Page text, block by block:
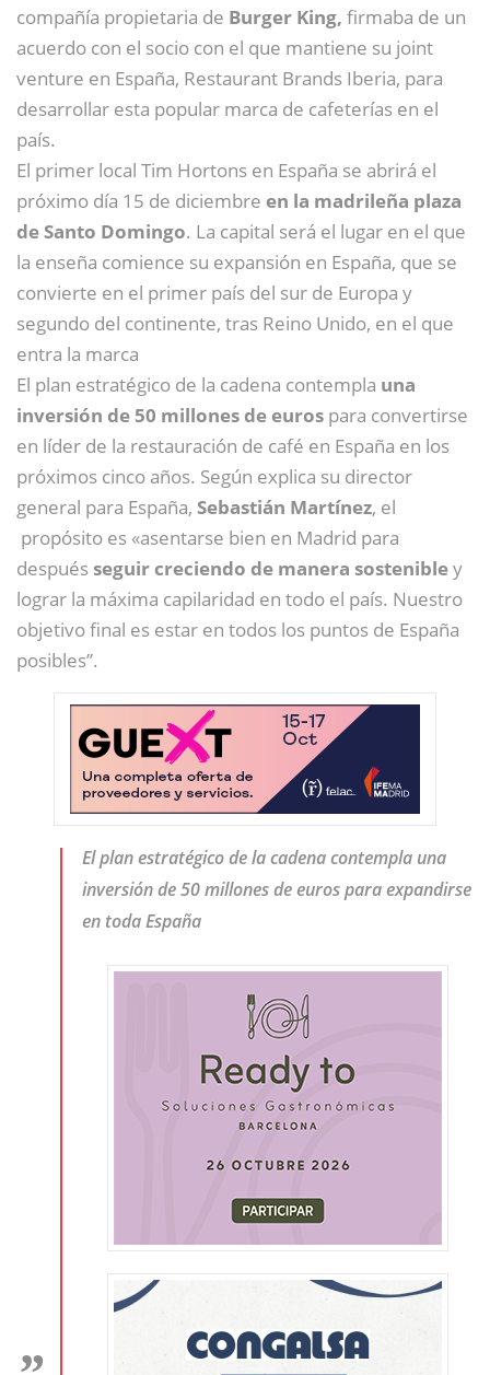
compañía propietaria de Burger King, firmaba de un
acuerdo con el socio con el que mantiene su joint
venture en España, Restaurant Brands Iberia, para
desarrollar esta popular marca de cafeterías en el
país.
El primer local Tim Hortons en España se abrirá el
próximo día 15 de diciembre en la madrileña plaza
de Santo Domingo. La capital será el lugar en el que
la enseña comience su expansión en España, que se
convierte en el primer país del sur de Europa y
segundo del continente, tras Reino Unido, en el que
entra la marca
El plan estratégico de la cadena contempla una
inversión de 50 millones de euros para convertirse
en líder de la restauración de café en España en los
próximos cinco años. Según explica su director
general para España, Sebastián Martínez, el
propósito es «asentarse bien en Madrid para
despuésseguir creciendo de manera sostenibley
lograr la máxima capilaridad en todo el país. Nuestro
objetivo final es estar en todos los puntos de España
posibles”.
El plan estratégico de la cadena contempla una
inversión de 50 millones de euros para expandirse
en toda España